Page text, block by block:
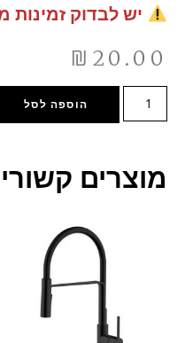
יש לבדוק זמינות
₪ 20.00
הוספה לסל
מוצרים